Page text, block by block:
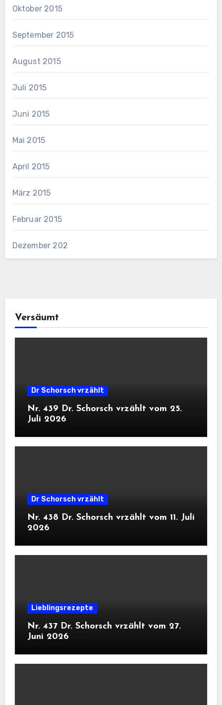
Oktober 2015
September 2015
August 2015
Juli 2015
Juni 2015
Mai 2015
April 2015
März 2015
Februar 2015
Dezember 202
Versäumt
Dr Schorsch vrzählt
Nr. 439 Dr. Schorsch vrzählt vom 25.
Juli 2026
Dr Schorsch vrzählt
Nr. 438 Dr. Schorsch vrzählt vom 11. Juli
2026
Lieblingsrezepte
Nr. 437 Dr. Schorsch vrzählt vom 27.
Juni 2026